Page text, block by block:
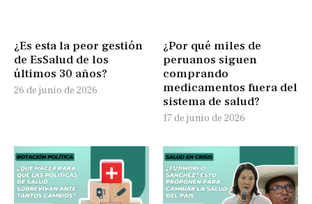
¿Es esta la peor gestión
de EsSalud de los
últimos 30 años?
26 de junio de 2026
¿Por qué miles de
peruanos siguen
comprando
medicamentos fuera del
sistema de salud?
17 de junio de 2026